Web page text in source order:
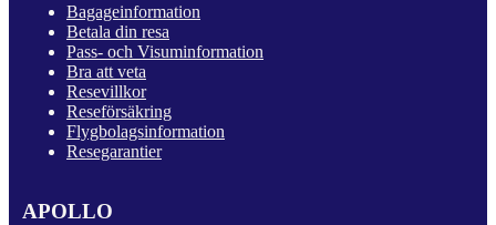
Bagageinformation
Betala din resa
Pass- och Visuminformation
Bra att veta
Resevillkor
Reseförsäkring
Flygbolagsinformation
Resegarantier
APOLLO